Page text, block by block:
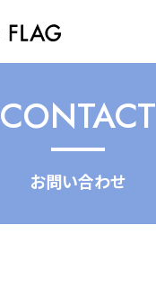
CONTACT
お問い合わせ